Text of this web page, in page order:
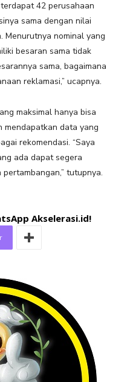
42 perusahaan
sama dengan nilai
Menurutnya nominal yang
besaran sama tidak
sama, bagaimana
reklamasi,” ucapnya.
maksimal hanya bisa
mendapatkan data yang
rekomendasi. “Saya
ada dapat segera
tutupnya.
Akselerasi.id!